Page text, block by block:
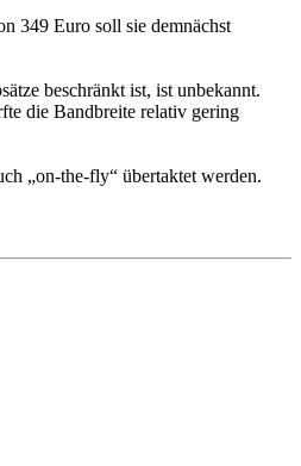
349 Euro soll sie demnächst
beschränkt ist, ist unbekannt.
die Bandbreite relativ gering
„on-the-fly“ übertaktet werden.